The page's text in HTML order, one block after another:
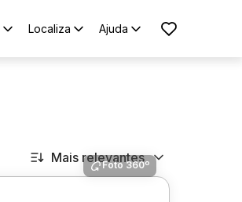
Localiza Ajuda
Mais relevantes
Foto 360º